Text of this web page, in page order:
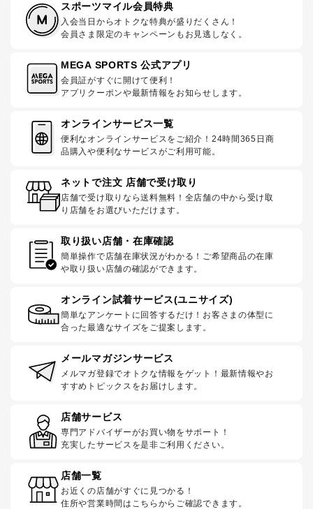
スポーツマイル会員特典
入会当日からオトクな特典が盛りだくさん！
会員さま限定のキャンペーンもお見逃しなく。
MEGA SPORTS 公式アプリ
会員証がすぐに開けて便利！
アプリクーポンや最新情報をお知らせします。
オンラインサービス一覧
便利なオンラインサービスをご紹介！24時間365日商
品購入や便利なサービスがご利用可能。
ネットで注文 店舗で受け取り
店舗で受け取りなら送料無料！全店舗の中から受け取
り店舗をお選びいただけます。
取り扱い店舗・在庫確認
簡単操作で店舗在庫状況がわかる！ご希望商品の在庫
や取り扱い店舗の確認ができます。
オンライン試着サービス(ユニサイズ)
簡単なアンケートに回答するだけ！お客さまの体型に
合った最適なサイズをご提案します。
メールマガジンサービス
メルマガ登録でオトクな情報をゲット！最新情報やお
すすめトピックスをお届けします。
店舗サービス
専門アドバイザーがお買い物をサポート！
充実したサービスを是非ご利用ください。
店舗一覧
お近くの店舗がすぐに見つかる！
住所や営業時間はこちらからご確認できます。